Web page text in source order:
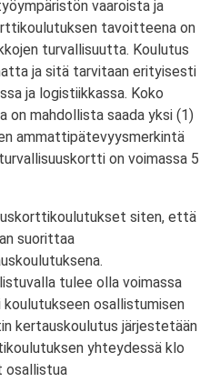
vaaroista ja
tavoitteena on
turvallisuutta. Koulutus
ja sitä tarvitaan erityisesti
ja logistiikkassa. Koko
on mahdollista saada yksi (1)
ammattipätevyysmerkintä
on voimassa 5
siten, että
suorittaa
tulee olla voimassa
osallistumisen
kertauskoulutus järjestetään
yhteydessä klo
osallistua